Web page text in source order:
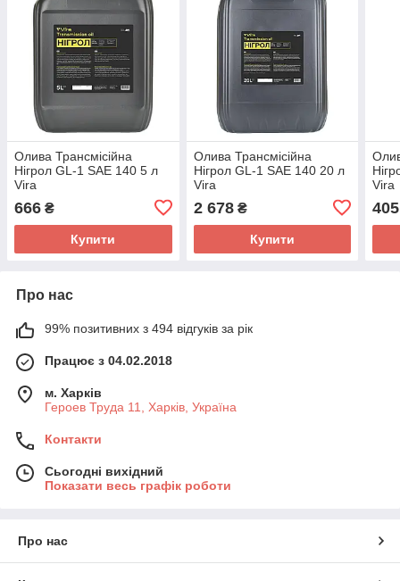
Олива Трансмісійна
Нігрол GL-1 SAE 140 5 л
Vira
666 ₴
Купити
Олива Трансмісійна
Нігрол GL-1 SAE 140 20 л
Vira
2 678₴
Купити
Vira
405
Про нас
99% позитивних з 494 відгуків за рік
Працює з 04.02.2018
м. Харків
Героев Труда 11, Харків, Україна
Контакти
Сьогодні вихідний
Показати весь графік роботи
Про нас